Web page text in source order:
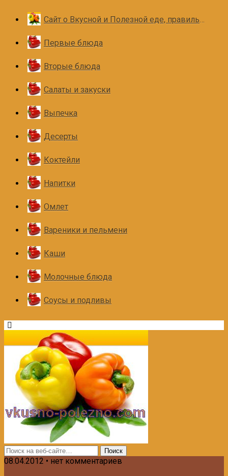
Сайт о Вкусной и Полезной еде, правильном и здоровом питании
Первые блюда
Вторые блюда
Салаты и закуски
Выпечка
Десерты
Коктейли
Напитки
Омлет
Вареники и пельмени
Каши
Молочные блюда
Соусы и подливы
08.04.2012 • нет комментариев